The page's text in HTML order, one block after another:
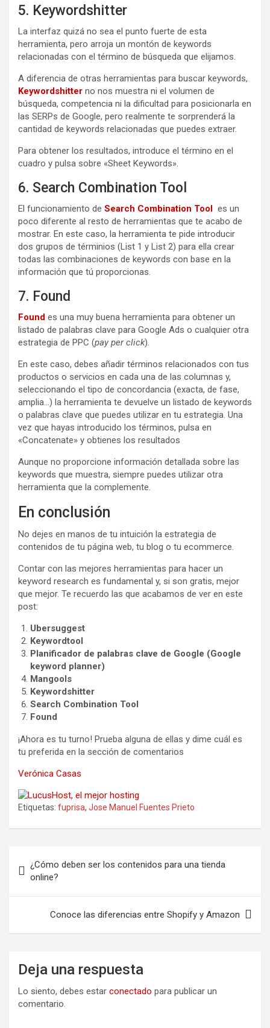
5. Keywordshitter
La interfaz quizá no sea el punto fuerte de esta
herramienta, pero arroja un montón de keywords
relacionadas con el término de búsqueda que elijamos.
A diferencia de otras herramientas para buscar keywords,
Keywordshitter no nos muestra ni el volumen de
búsqueda, competencia ni la dificultad para posicionarla en
las SERPs de Google, pero realmente te sorprenderá la
cantidad de keywords relacionadas que puedes extraer.
Para obtener los resultados, introduce el término en el
cuadro y pulsa sobre «Sheet Keywords».
6. Search Combination Tool
El funcionamiento de Search Combination Tool es un
poco diferente al resto de herramientas que te acabo de
mostrar. En este caso, la herramienta te pide introducir
dos grupos de términios (List 1 y List 2) para ella crear
todas las combinaciones de keywords con base en la
información que tú proporcionas.
7. Found
Found es una muy buena herramienta para obtener un
listado de palabras clave para Google Ads o cualquier otra
estrategia de PPC (pay per click).
En este caso, debes añadir términos relacionados con tus
productos o servicios en cada una de las columnas y,
seleccionando el tipo de concordancia (exacta, de fase,
amplia…) la herramienta te devuelve un listado de keywords
o palabras clave que puedes utilizar en tu estrategia. Una
vez que hayas introducido los términos, pulsa en
«Concatenate» y obtienes los resultados
Aunque no proporcione información detallada sobre las
keywords que muestra, siempre puedes utilizar otra
herramienta que la complemente.
En conclusión
No dejes en manos de tu intuición la estrategia de
contenidos de tu página web, tu blog o tu ecommerce.
Contar con las mejores herramientas para hacer un
keyword research es fundamental y, si son gratis, mejor
que mejor. Te recuerdo las que acabamos de ver en este
post:
Ubersuggest
Keywordtool
Planificador de palabras clave de Google (Google
keyword planner)
Mangools
Keywordshitter
Search Combination Tool
Found
¡Ahora es tu turno! Prueba alguna de ellas y dime cuál es
tu preferida en la sección de comentarios
Verónica Casas
Etiquetas: fuprisa, Jose Manuel Fuentes Prieto
de
entradas
¿Cómo deben ser los contenidos para una tienda
online?
Conoce las diferencias entre Shopify y Amazon
Deja una respuesta
Lo siento, debes estar conectado para publicar un
comentario.